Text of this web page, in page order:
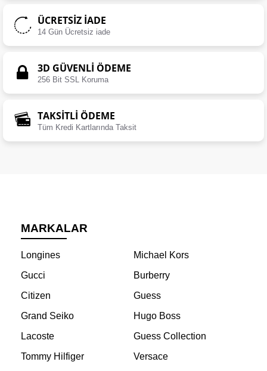
ÜCRETSIZ İADE
14 Gün Ücretsiz iade
3D GÜVENLİ ÖDEME
256 Bit SSL Koruma
TAKSİTLİ ÖDEME
Tüm Kredi Kartlarında Taksit
MARKALAR
Longines
Michael Kors
Gucci
Burberry
Citizen
Guess
Grand Seiko
Hugo Boss
Lacoste
Guess Collection
Tommy Hilfiger
Versace